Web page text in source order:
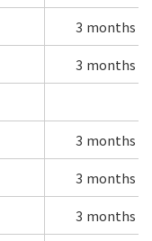
3 months
3 months
3 months
3 months
3 months